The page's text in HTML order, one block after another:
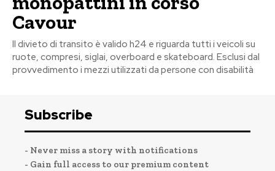
Cavour
Il divieto di transito è valido h24 e riguarda tutti i veicoli su
ruote, compresi, siglai, overboard e skateboard. Esclusi dal
provvedimento i mezzi utilizzati da persone con disabilità
Subscribe
- Never miss a story with notifications
- Gain full access to our premium content